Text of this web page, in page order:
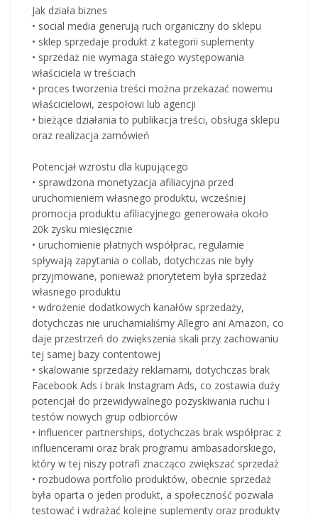
Jak działa biznes
• social media generują ruch organiczny do sklepu
• sklep sprzedaje produkt z kategorii suplementy
• sprzedaż nie wymaga stałego występowania
właściciela w treściach
• proces tworzenia treści można przekazać nowemu
właścicielowi, zespołowi lub agencji
• bieżące działania to publikacja treści, obsługa sklepu
oraz realizacja zamówień
Potencjał wzrostu dla kupującego
• sprawdzona monetyzacja afiliacyjna przed
uruchomieniem własnego produktu, wcześniej
promocja produktu afiliacyjnego generowała około
20k zysku miesięcznie
• uruchomienie płatnych współprac, regularnie
spływają zapytania o collab, dotychczas nie były
przyjmowane, ponieważ priorytetem była sprzedaż
własnego produktu
• wdrożenie dodatkowych kanałów sprzedaży,
dotychczas nie uruchamialiśmy Allegro ani Amazon, co
daje przestrzeń do zwiększenia skali przy zachowaniu
tej samej bazy contentowej
• skalowanie sprzedaży reklamami, dotychczas brak
Facebook Ads i brak Instagram Ads, co zostawia duży
potencjał do przewidywalnego pozyskiwania ruchu i
testów nowych grup odbiorców
• influencer partnerships, dotychczas brak współprac z
influencerami oraz brak programu ambasadorskiego,
który w tej niszy potrafi znacząco zwiększać sprzedaż
• rozbudowa portfolio produktów, obecnie sprzedaż
była oparta o jeden produkt, a społeczność pozwala
testować i wdrażać kolejne suplementy oraz produkty